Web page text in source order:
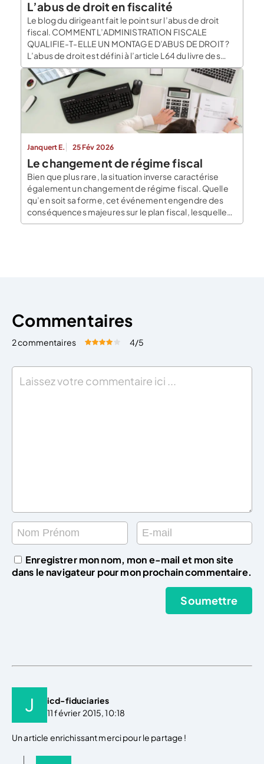
L’abus de droit en fiscalité
Le blog du dirigeant fait le point sur l’abus de droit
fiscal. COMMENT L’ADMINISTRATION FISCALE
QUALIFIE-T-ELLE UN MONTAGE D’ABUS DE DROIT ?
L’abus de droit est défini à l’article L64 du livre des
procédures fiscales : « Afin d’en restituer le véritable
caractère, l’administration est en droit d’écarter,
comme ne lui étant pas opposables, les actes […]
Janquert E. 25 Fév 2026
Le changement de régime fiscal
Bien que plus rare, la situation inverse caractérise
également un changement de régime fiscal. Quelle
qu’en soit sa forme, cet événement engendre des
conséquences majeures sur le plan fiscal, lesquelles
se doivent de bien être appréhendées
Commentaires
2 commentaires Évaluez cet article:
4/5
Enregistrer mon nom, mon e-mail et mon site
dans le navigateur pour mon prochain commentaire.
icd-fiduciaries
11 février 2015, 10:18
Un article enrichissant merci pour le partage !